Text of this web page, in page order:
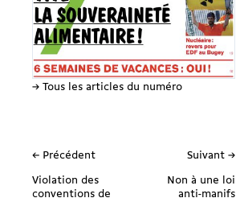
→ Tous les articles du numéro
← Précédent
Violation des
conventions de
Suivant →
Non à une loi
anti-manifs